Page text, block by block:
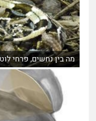
מה בין נחשים, פרחי